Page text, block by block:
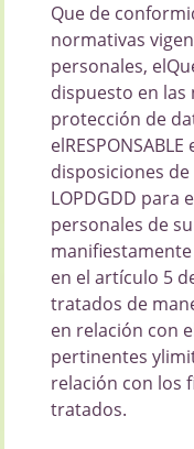
Que de
normativas
personales,
dispuesto en las
protección de
disposiciones
LOPDGDD para
personales de
en el artículo 5
tratados de
en relación con
pertinentes
relación con los
tratados.